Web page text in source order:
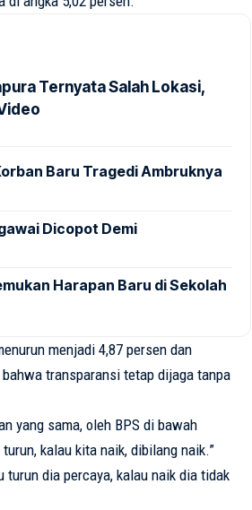
Ternyata Salah Lokasi,
Baru Tragedi Ambruknya
Dicopot Demi
Harapan Baru di Sekolah
menjadi 4,87 persen dan
transparansi tetap dijaga tanpa
yang sama, oleh BPS di bawah
kalau kita naik, dibilang naik.”
turun dia percaya, kalau naik dia tidak